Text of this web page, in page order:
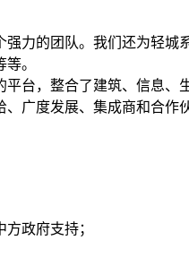
力的团队。我们还为轻城
。
台，整合了建筑、信息、
广度发展、集成商和合作
政府支持；